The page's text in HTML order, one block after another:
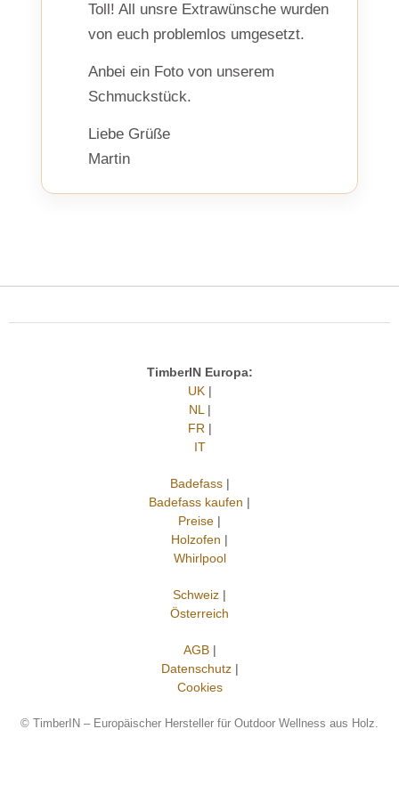
Toll! All unsre Extrawünsche wurden
von euch problemlos umgesetzt.
Anbei ein Foto von unserem
Schmuckstück.
Liebe Grüße
Martin
TimberIN Europa:
UK|
NL|
FR|
IT
Badefass|
Badefass kaufen |
Preise |
Holzofen |
Whirlpool
Schweiz |
Österreich
AGB|
Datenschutz|
Cookies
© TimberIN – Europäischer Hersteller für Outdoor Wellness aus Holz.